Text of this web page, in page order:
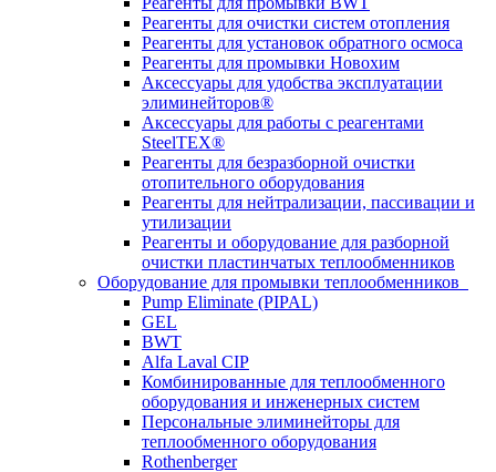
Реагенты для очистки систем отопления
Реагенты для установок обратного осмоса
Реагенты для промывки Новохим
Аксессуары для удобства эксплуатации
элиминейторов®
Аксессуары для работы с реагентами
SteelTEX®
Реагенты для безразборной очистки
отопительного оборудования
Реагенты для нейтрализации, пассивации и
утилизации
Реагенты и оборудование для разборной
очистки пластинчатых теплообменников
Оборудование для промывки теплообменников
Pump Eliminate (PIPAL)
GEL
BWT
Alfa Laval CIP
Комбинированные для теплообменного
оборудования и инженерных систем
Персональные элиминейторы для
теплообменного оборудования
Rothenberger